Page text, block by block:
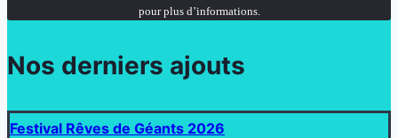
pour plus d’informations.
Nos derniers ajouts
Festival Rêves de Géants 2026